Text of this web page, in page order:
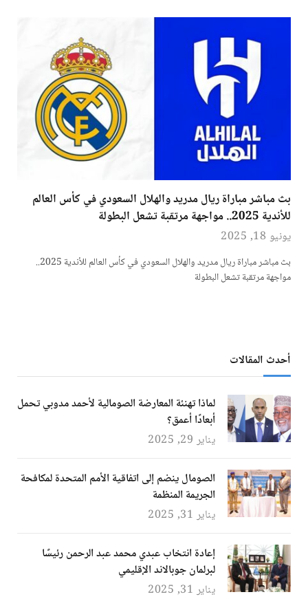
بث مباشر مباراة ريال مدريد والهلال السعودي في كأس العالم
للأندية 2025.. مواجهة مرتقبة تشعل البطولة
يونيو 18, 2025
بث مباشر مباراة ريال مدريد والهلال السعودي في كأس العالم للأندية 2025..
مواجهة مرتقبة تشعل البطولة
أحدث المقالات
لماذا تهنئة المعارضة الصومالية لأحمد مدوبي تحمل
أبعادًا أعمق؟
يناير 29, 2025
الصومال ينضم إلى اتفاقية الأمم المتحدة لمكافحة
الجريمة المنظمة
يناير 31, 2025
إعادة انتخاب عبدي محمد عبد الرحمن رئيسًا
لبرلمان جوبالاند الإقليمي
يناير 31, 2025